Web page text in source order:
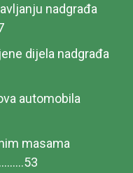
nadgrađa
dijela nadgrađa
automobila
masama